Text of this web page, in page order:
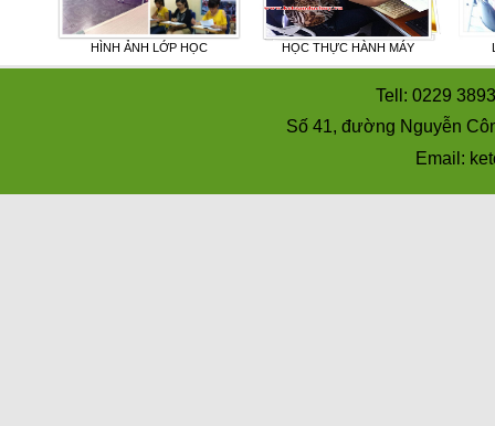
HÌNH ẢNH LỚP HỌC HỌC THỰC HÀNH MÁY
Tell: 0229
Số 41, đường Nguyễn
Email: